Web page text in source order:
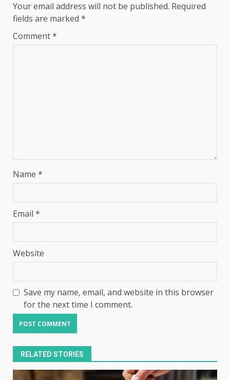
Your email address will not be published. Required
fields are marked *
Comment*
Name *
Email *
Website
Save my name, email, and website in this browser
for the next time I comment.
RELATED STORIES